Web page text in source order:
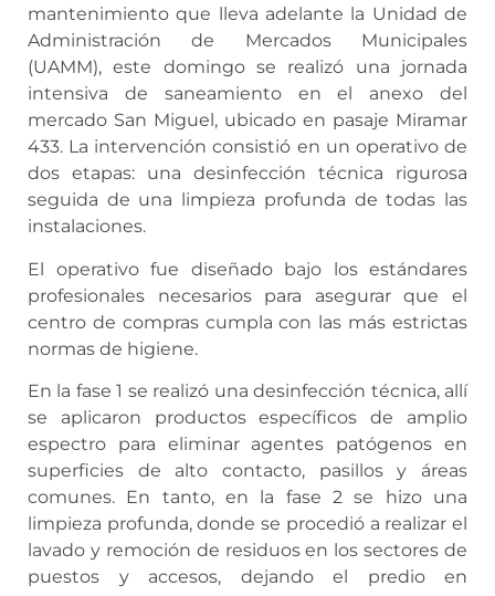
mantenimiento que lleva adelante la Unidad de
Administración de Mercados Municipales
(UAMM), este domingo se realizó una jornada
intensiva de saneamiento en el anexo del
mercado San Miguel, ubicado en pasaje Miramar
433. La intervención consistió en un operativo de
dos etapas: una desinfección técnica rigurosa
seguida de una limpieza profunda de todas las
instalaciones.
El operativo fue diseñado bajo los estándares
profesionales necesarios para asegurar que el
centro de compras cumpla con las más estrictas
normas de higiene.
En la fase 1 se realizó una desinfección técnica, allí
se aplicaron productos específicos de amplio
espectro para eliminar agentes patógenos en
superficies de alto contacto, pasillos y áreas
comunes. En tanto, en la fase 2 se hizo una
limpieza profunda, donde se procedió a realizar el
lavado y remoción de residuos en los sectores de
puestos y accesos, dejando el predio en